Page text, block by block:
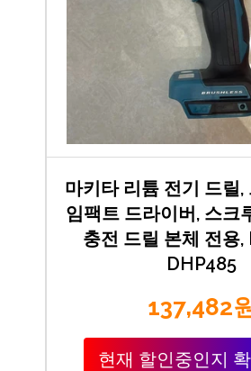
마키타 리튬 전기 드릴,
임팩트 드라이버, 스크
충전 드릴 본체 전용,
DHP485
137,482원
현재 할인중인지